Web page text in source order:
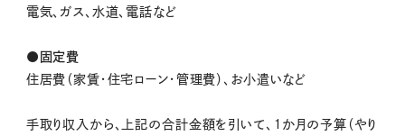
電気、ガス、水道、電話など
●固定費
住居費（家賃・住宅ローン・管理費）、お小遣いなど
手取り収入から、上記の合計金額を引いて、１か月の予算（やり